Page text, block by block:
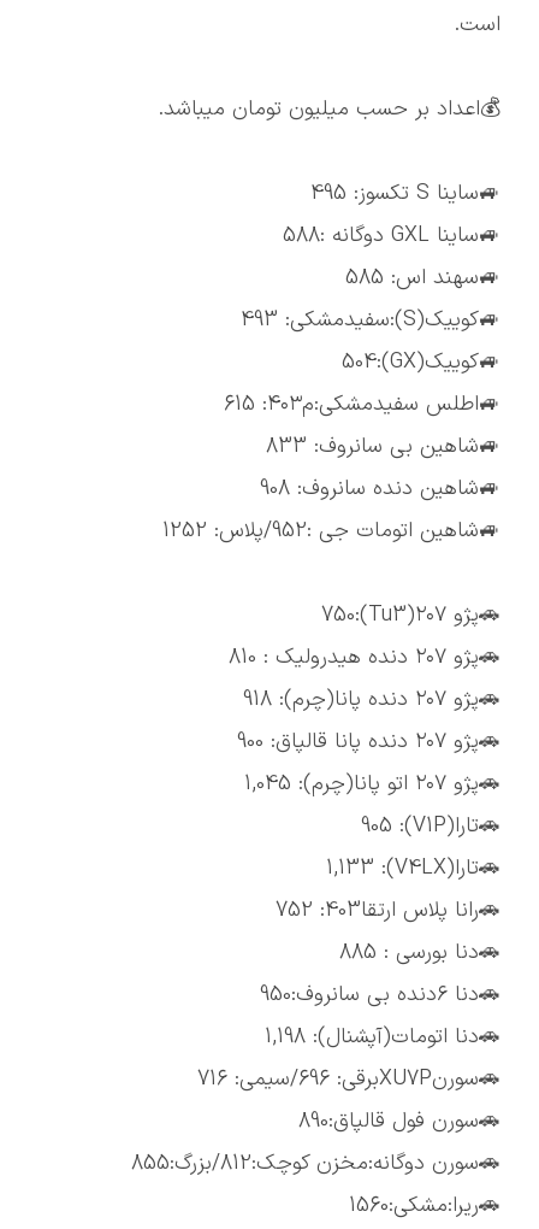
است.
💰اعداد بر حسب میلیون تومان میباشد.
🚙ساینا S تکسوز: 495
🚙ساینا GXL دوگانه :588
🚙سهند اس: 585
🚙کوییک(S):سفیدمشکی: 493
🚙کوییک(GX):504
🚙اطلس سفیدمشکی:م۴۰۳: 615
🚙شاهین بی سانروف: 833
🚙شاهین دنده سانروف: 908
🚙شاهین اتومات جی :952/پلاس: 1252
🚗پژو ۲۰۷(Tu3):750
🚗پژو ۲۰۷ دنده هیدرولیک : 810
🚗پژو ۲۰۷ دنده پانا(چرم): 918
🚗پژو ۲۰۷ دنده پانا قالپاق: 900
🚗پژو ۲۰۷ اتو پانا(چرم): 1,045
🚗تارا(V1P): 905
🚗تارا(V4LX): 1,133
🚗رانا پلاس ارتقا403: 752
🚗دنا بورسی : 885
🚗دنا ۶دنده بی سانروف:950
🚗دنا اتومات(آپشنال): 1,198
🚗سورنXU7Pبرقی: 696/سیمی: 716
🚗سورن فول قالپاق:890
🚗سورن دوگانه:مخزن کوچک:812/بزرگ:855
🚗ریرا:مشکی:1560